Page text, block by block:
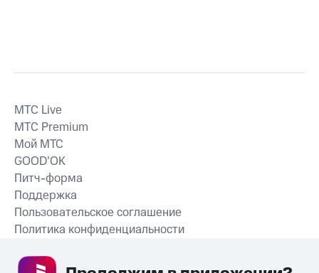
MTС Live
MTС Premium
Мой МТС
GOOD’OK
Питч-форма
Поддержка
Пользовательское соглашение
Политика конфиденциальности